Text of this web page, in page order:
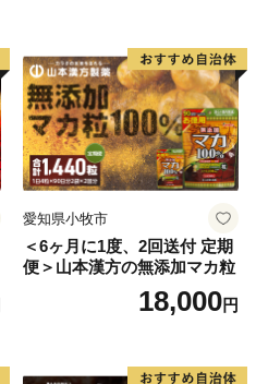
イル カレーライス 簡単調理
お取り寄せグルメ 時短飯 愛
知県 小牧市 送料無料
愛知県小牧市
＜6ヶ月に1度、2回送付 定期
便＞山本漢方の無添加マカ粒
18,000円